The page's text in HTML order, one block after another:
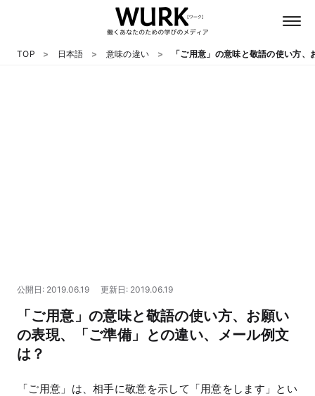
マネー
TOP 日本語 意味の違い 「ご用意」の意味と敬語の使い方
公開日: 2019.06.19 更新日: 2019.06.19
「ご用意」の意味と敬語の使い方、お願い
の表現、「ご準備」との違い、メール例文
は？
「ご用意」は、相手に敬意を示して「用意をします」とい